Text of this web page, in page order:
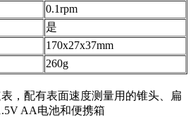
0.1rpm
是
170x27x37mm
260g
，配有表面速度测量用的锥头、扁
AA电池和便携箱